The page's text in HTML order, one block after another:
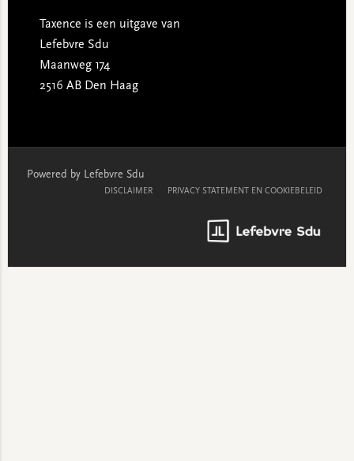
Taxence is een uitgave van
Lefebvre Sdu
Maanweg 174
2516 AB Den Haag
Powered by Lefebvre Sdu
DISCLAIMER PRIVACY STATEMENT EN COOKIEBELEID